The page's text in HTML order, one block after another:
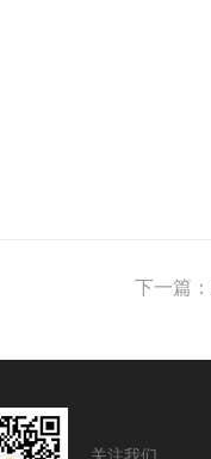
下一篇：